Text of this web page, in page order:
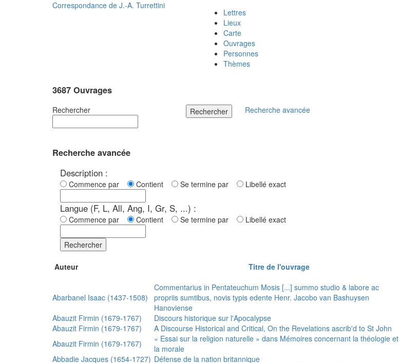
Correspondance de J.-A. Turrettini
Lettres
Lieux
Carte
Ouvrages
Personnes
Thèmes
3687 Ouvrages
Rechercher Rechercher Recherche avancée
Recherche avancée
Description :
Commence par Contient Se termine par Libellé exact
Langue (F, L, All, Ang, I, Gr, S, ...) :
Commence par Contient Se termine par Libellé exact
Rechercher
Auteur Titre de l'ouvrage
Abarbanel Isaac (1437-1508)
Commentarius in Pentateuchum Mosis [...] summo studio & labore ac
propriis sumtibus, novis typis edente Henr. Jacobo van Bashuysen
Hanoviense
Abauzit Firmin (1679-1767)
Discours historique sur l'Apocalypse
Abauzit Firmin (1679-1767)
A Discourse Historical and Critical, On the Revelations ascrib'd to St John
Abauzit Firmin (1679-1767)
« Essai sur la religion naturelle » dans Mémoires concernant la théologie et
la morale
Abbadie Jacques (1654-1727) Défense de la nation britannique